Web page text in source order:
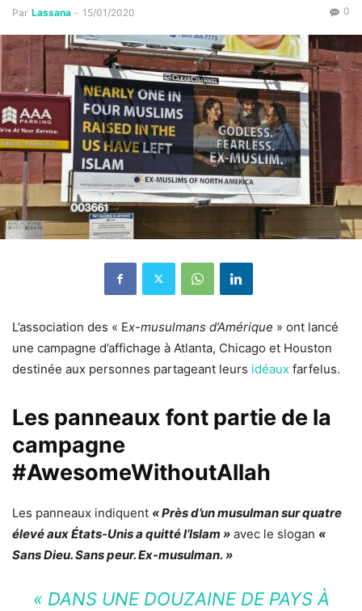
Par Lassana - 15/01/2020 0
L’association des « Ex-musulmans d’Amérique » ont lancé
une campagne d’affichage à Atlanta, Chicago et Houston
destinée aux personnes partageant leurs idéaux farfelus.
Les panneaux font partie de la
campagne
#AwesomeWithoutAllah
Les panneaux indiquent « Près d’un musulman sur quatre
élevé aux États-Unis a quitté l’Islam » avec le slogan «
Sans Dieu. Sans peur. Ex-musulman. »
« DANS UNE DOUZAINE DE PAYS À